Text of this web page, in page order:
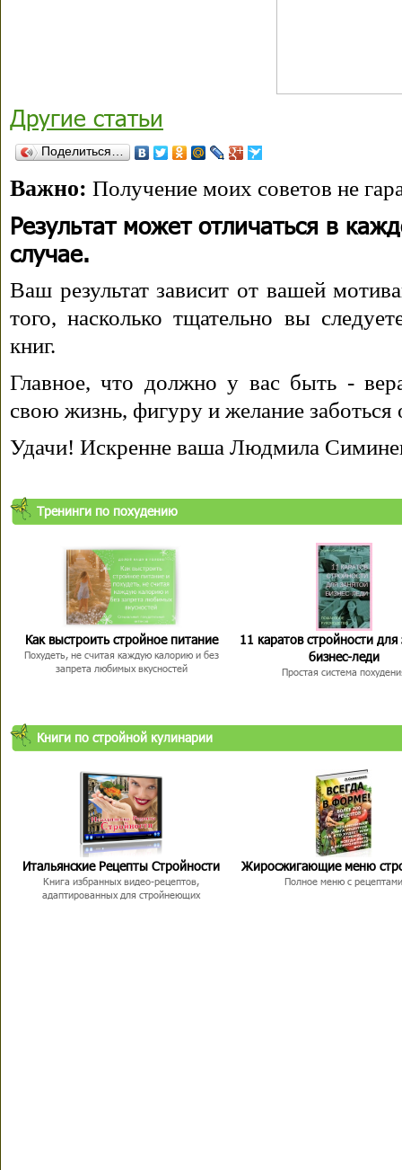
Другие статьи
Поделиться…
Важно: Получение моих советов не
Результат может отличаться в
случае.
Ваш результат зависит от вашей
того, насколько тщательно вы
книг.
Главное, что должно у вас быть -
свою жизнь, фигуру и желание заботься
Удачи! Искренне ваша Людмила
Тренинги по похудению
Как выстроить стройное питание
Похудеть, не считая каждую калорию и без
запрета любимых вкусностей
11 каратов стройности для
бизнес-леди
Простая система
Книги по стройной кулинарии
Итальянские Рецепты Стройности
Книга избранных видео-рецептов,
адаптированных для стройнеющих
Жиросжигающие меню
Полное меню с рецептами